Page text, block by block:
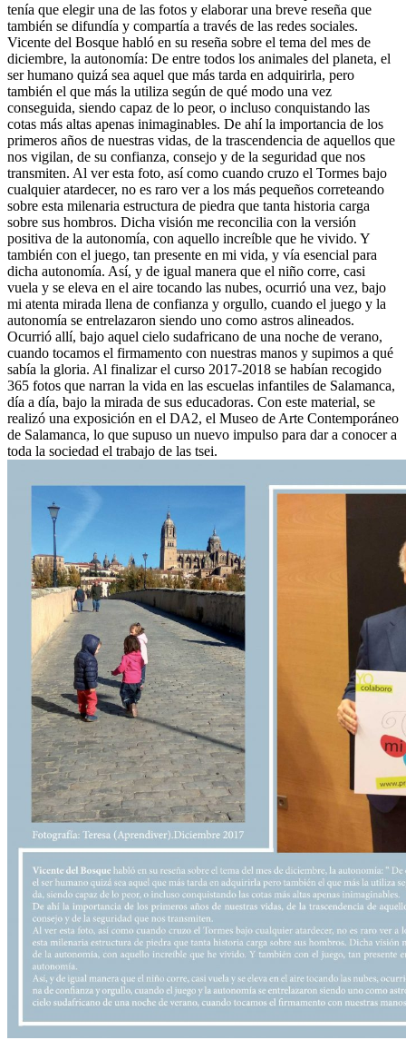
tenía que elegir una de las fotos y elaborar una breve reseña que
también se difundía y compartía a través de las redes sociales.
Vicente del Bosque habló en su reseña sobre el tema del mes de
diciembre, la autonomía: De entre todos los animales del planeta, el
ser humano quizá sea aquel que más tarda en adquirirla, pero
también el que más la utiliza según de qué modo una vez
conseguida, siendo capaz de lo peor, o incluso conquistando las
cotas más altas apenas inimaginables. De ahí la importancia de los
primeros años de nuestras vidas, de la trascendencia de aquellos que
nos vigilan, de su confianza, consejo y de la seguridad que nos
transmiten. Al ver esta foto, así como cuando cruzo el Tormes bajo
cualquier atardecer, no es raro ver a los más pequeños correteando
sobre esta milenaria estructura de piedra que tanta historia carga
sobre sus hombros. Dicha visión me reconcilia con la versión
positiva de la autonomía, con aquello increíble que he vivido. Y
también con el juego, tan presente en mi vida, y vía esencial para
dicha autonomía. Así, y de igual manera que el niño corre, casi
vuela y se eleva en el aire tocando las nubes, ocurrió una vez, bajo
mi atenta mirada llena de confianza y orgullo, cuando el juego y la
autonomía se entrelazaron siendo uno como astros alineados.
Ocurrió allí, bajo aquel cielo sudafricano de una noche de verano,
cuando tocamos el firmamento con nuestras manos y supimos a qué
sabía la gloria. Al finalizar el curso 2017-2018 se habían recogido
365 fotos que narran la vida en las escuelas infantiles de Salamanca,
día a día, bajo la mirada de sus educadoras. Con este material, se
realizó una exposición en el DA2, el Museo de Arte Contemporáneo
de Salamanca, lo que supuso un nuevo impulso para dar a conocer a
toda la sociedad el trabajo de las tsei.